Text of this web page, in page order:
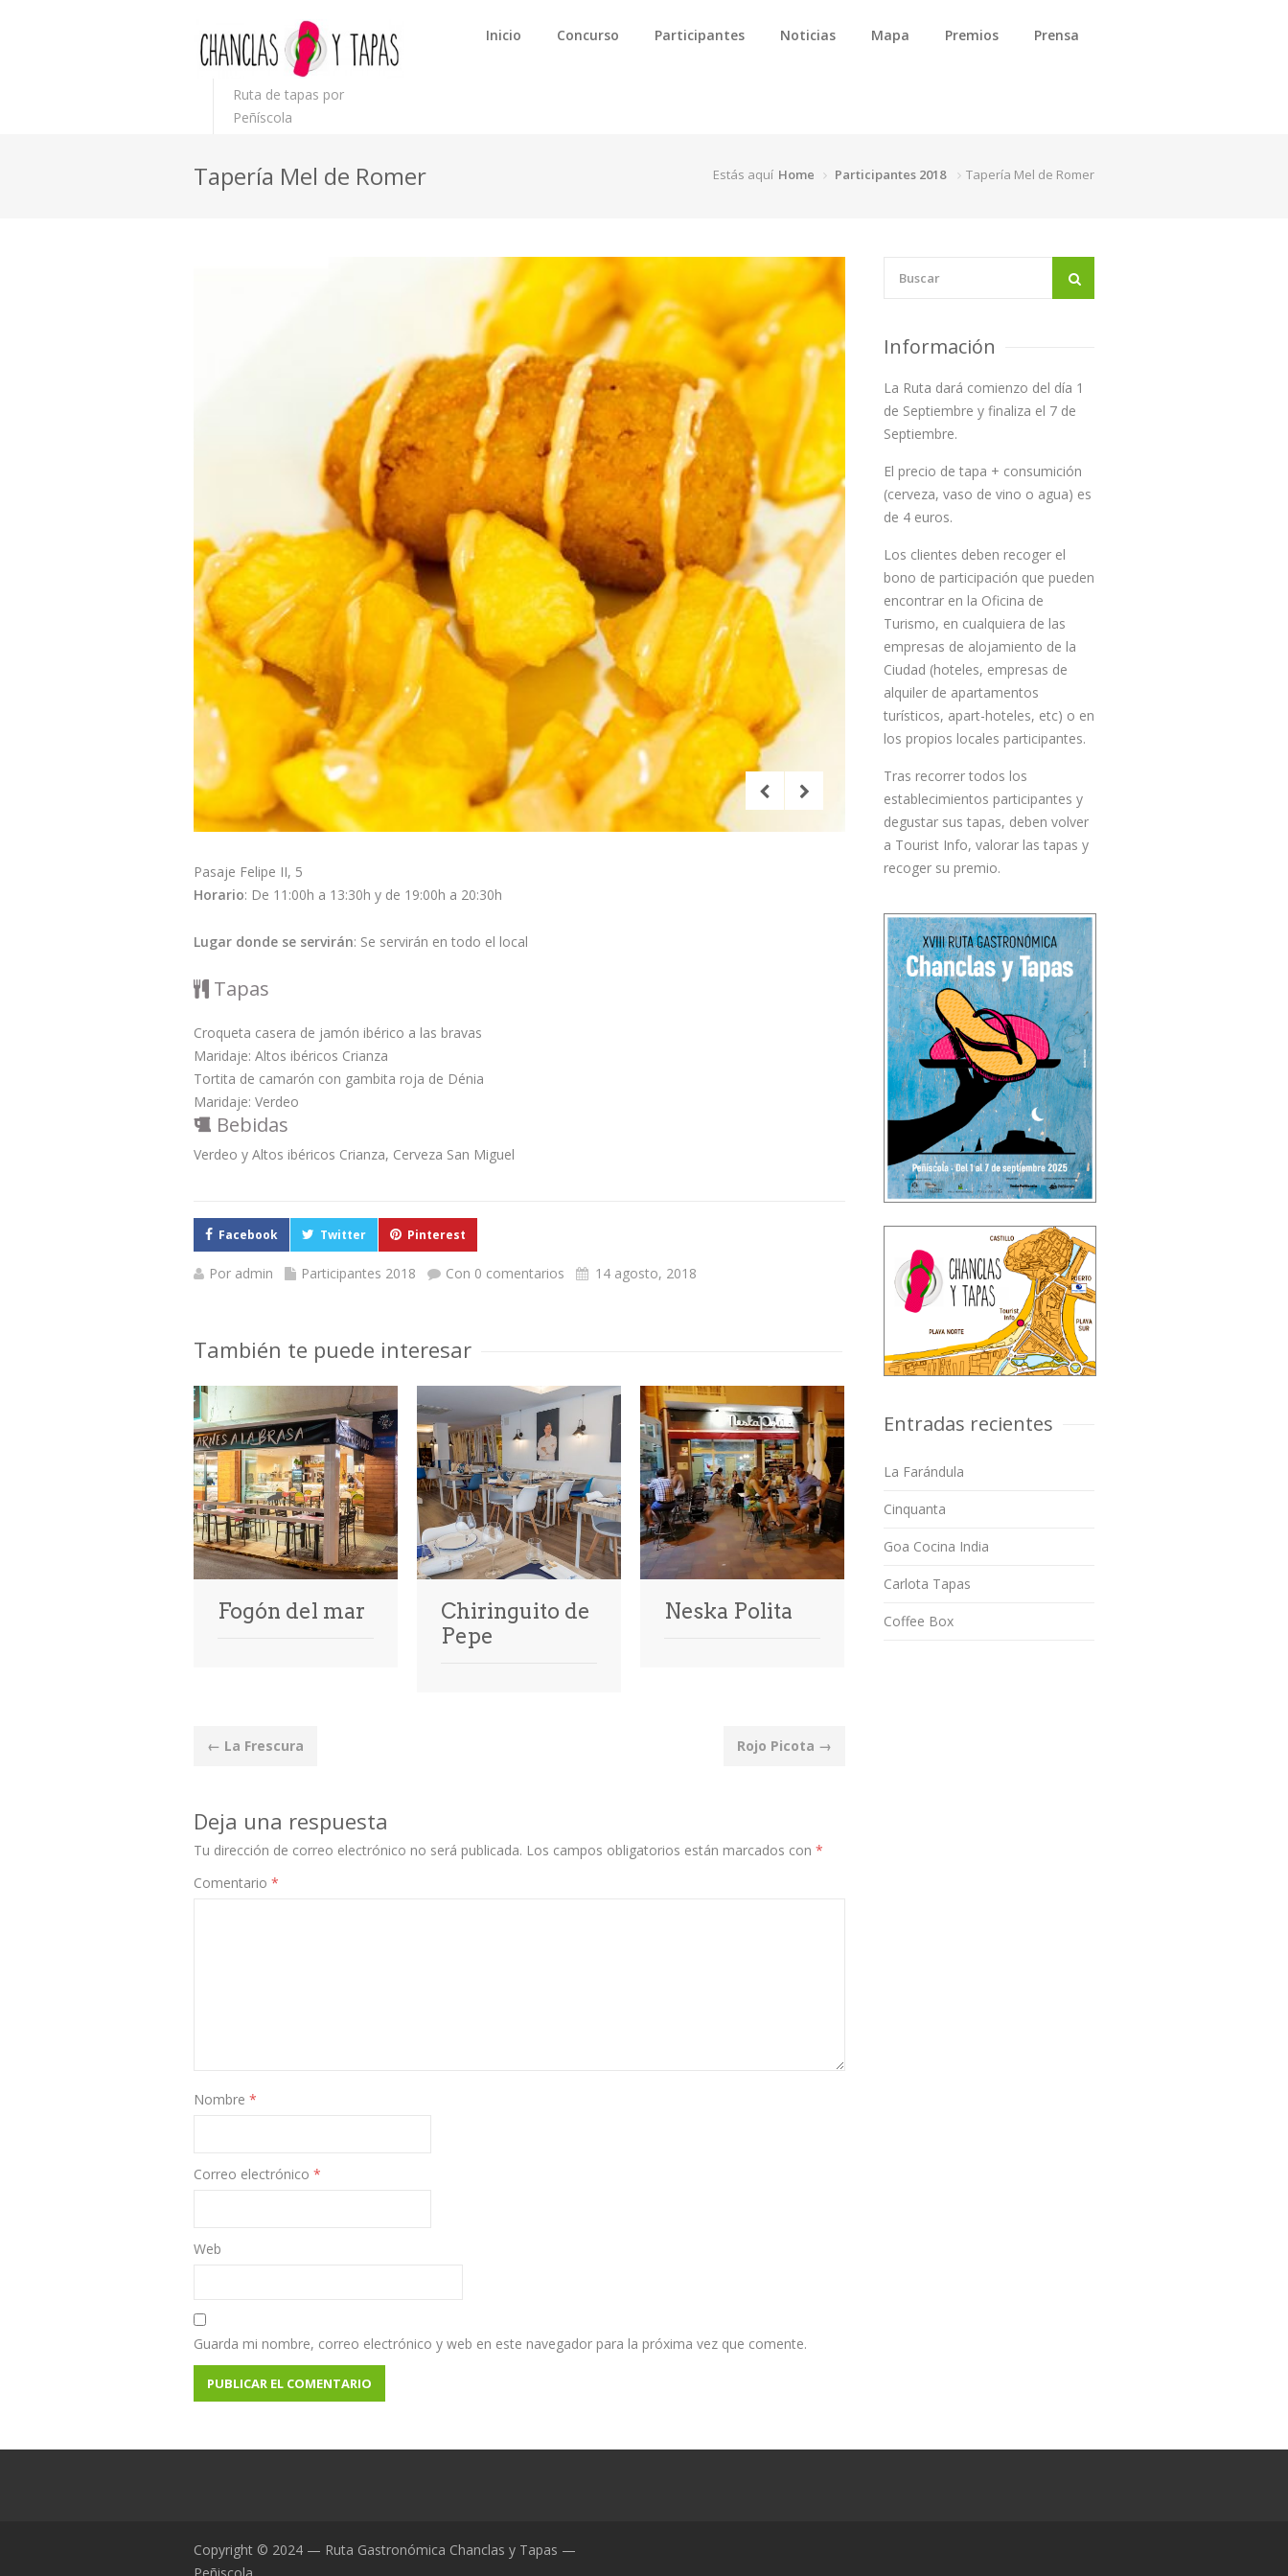
Ruta de tapas por
Peñíscola
Inicio Concurso Participantes Noticias Mapa Premios Prensa
Tapería Mel de Romer Estás aquí Home Participantes 2018 Tapería Mel de Romer
Pasaje Felipe II, 5
Horario: De 11:00h a 13:30h y de 19:00h a 20:30h
Lugar donde se servirán: Se servirán en todo el local
Tapas
Croqueta casera de jamón ibérico a las bravas
Maridaje: Altos ibéricos Crianza
Tortita de camarón con gambita roja de Dénia
Maridaje: Verdeo
Bebidas
Verdeo y Altos ibéricos Crianza, Cerveza San Miguel
Facebook Twitter Pinterest
Por admin Participantes 2018 Con 0 comentarios 14 agosto, 2018
También te puede interesar
Fogón del mar
Chiringuito de
Pepe
Neska Polita
Post
← La Frescura Rojo Picota →
Deja una respuesta
Tu dirección de correo electrónico no será publicada. Los campos obligatorios están marcados con *
Comentario *
Nombre *
Correo electrónico *
Web
Guarda mi nombre, correo electrónico y web en este navegador para la próxima vez que comente.
Información
La Ruta dará comienzo del día 1
de Septiembre y finaliza el 7 de
Septiembre.
El precio de tapa + consumición
(cerveza, vaso de vino o agua) es
de 4 euros.
Los clientes deben recoger el
bono de participación que pueden
encontrar en la Oficina de
Turismo, en cualquiera de las
empresas de alojamiento de la
Ciudad (hoteles, empresas de
alquiler de apartamentos
turísticos, apart-hoteles, etc) o en
los propios locales participantes.
Tras recorrer todos los
establecimientos participantes y
degustar sus tapas, deben volver
a Tourist Info, valorar las tapas y
recoger su premio.
Entradas recientes
La Farándula
Cinquanta
Goa Cocina India
Carlota Tapas
Coffee Box
Copyright © 2024 — Ruta Gastronómica Chanclas y Tapas —